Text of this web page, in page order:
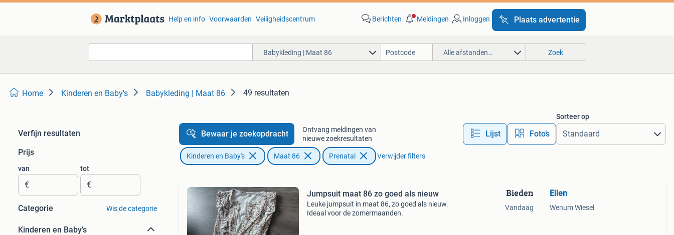
Help en info Voorwaarden Veiligheidscentrum Berichten Meldingen Inloggen Plaats advertentie
Babykleding | Maat 86 Alle afstanden… Zoek
Home Kinderen en Baby's Babykleding | Maat 86 49 resultaten
Verfijn resultaten
Prijs
van
€
tot
€
Categorie Wis de categorie
Kinderen en Baby's
Bewaar je zoekopdracht
Ontvang meldingen van
nieuwe zoekresultaten
Lijst Foto’s
Sorteer op
Kinderen en Baby's Maat 86 Prenatal Verwijder filters
Jumpsuit maat 86 zo goed als nieuw
Leuke jumpsuit in maat 86, zo goed als nieuw.
Ideaal voor de zomermaanden.
Bieden
Vandaag
Ellen
Wenum Wiesel